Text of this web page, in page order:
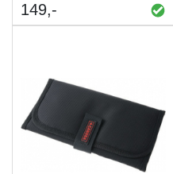
149